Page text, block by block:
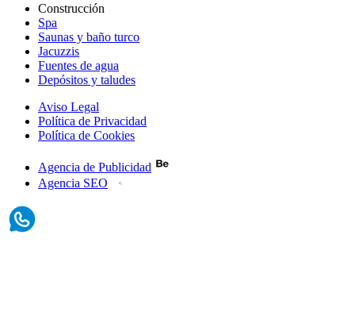
Construcción
Spa
Saunas y baño turco
Jacuzzis
Fuentes de agua
Depósitos y taludes
Aviso Legal
Política de Privacidad
Política de Cookies
Agencia de Publicidad
Agencia SEO